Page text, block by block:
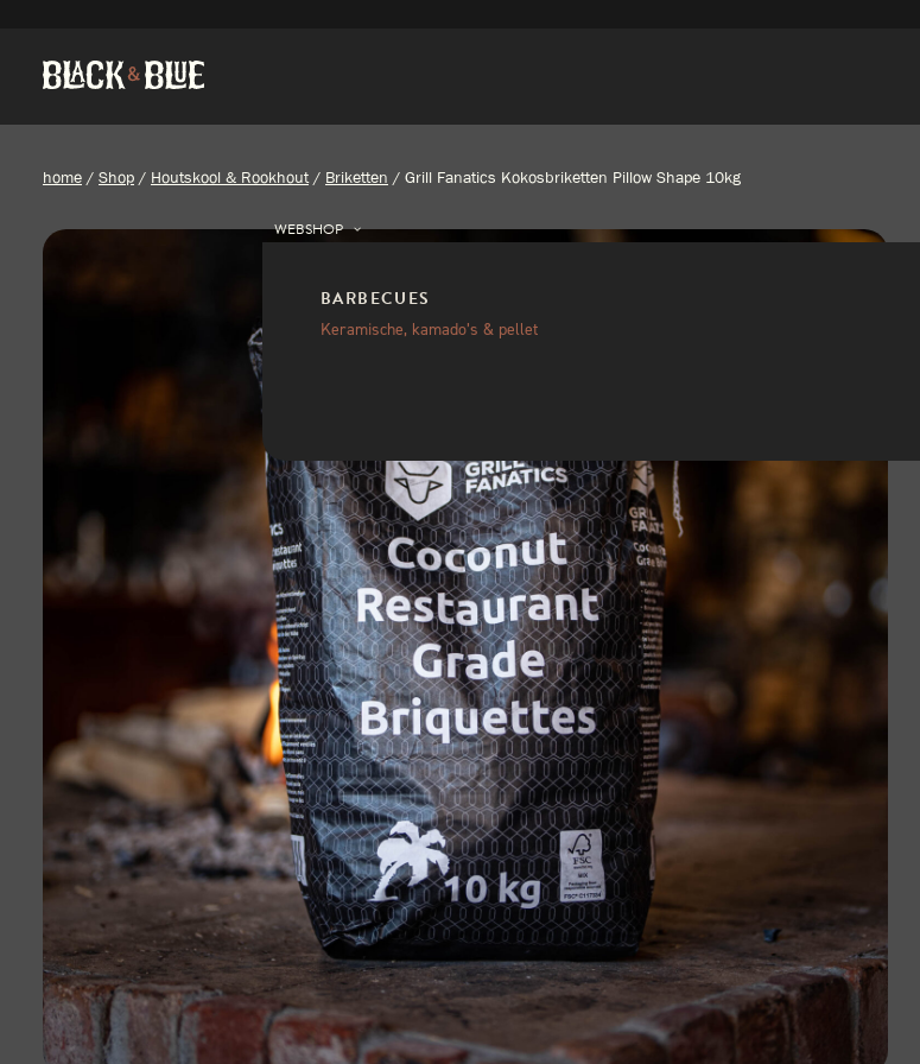
WEBSHOP
BARBECUES
Keramische, kamado’s & pellet
home / Shop / Houtskool & Rookhout / Briketten / Grill Fanatics Kokosbriketten Pillow Shape 10kg